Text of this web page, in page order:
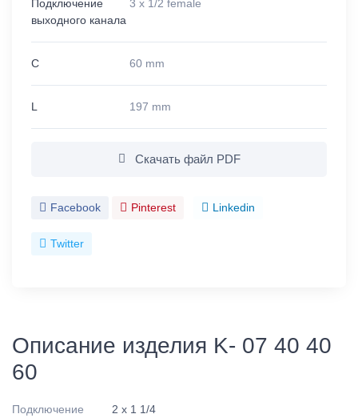
Подключение
выходного канала
3 x 1/2 female
C 60 mm
L 197 mm
Скачать файл PDF
Facebook Pinterest Linkedin
Twitter
Описание изделия K- 07 40 40
60
Подключение
2 x 1 1/4